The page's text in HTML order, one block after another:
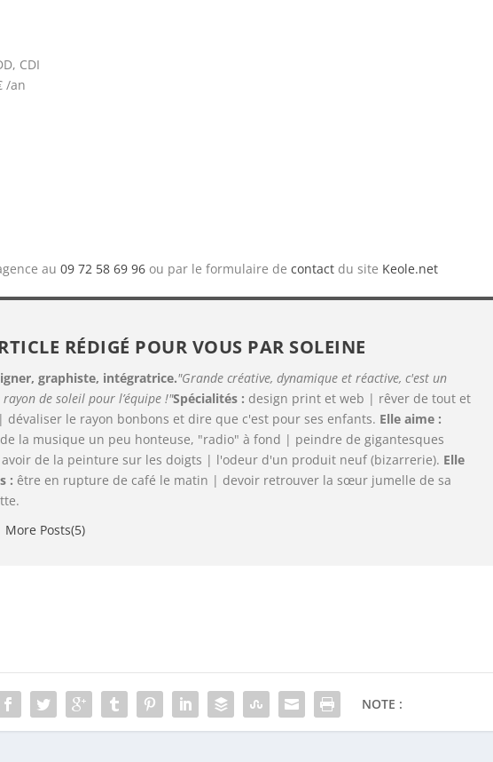
CDI
/an
au 09 72 58 69 96 ou par le formulaire decontact du site Keole.net
RÉDIGÉ POUR VOUS PAR SOLEINE
graphiste, intégratrice."Grande créative, dynamique et réactive, c'est un
de soleil pour l’équipe !"Spécialités : design print et web | rêver de tout et
dévaliser le rayon bonbons et dire que c'est pour ses enfants. Elle aime :
la musique un peu honteuse, "radio" à fond | peindre de gigantesques
de la peinture sur les doigts | l'odeur d'un produit neuf (bizarrerie). Elle
: être en rupture de café le matin | devoir retrouver la sœur jumelle de sa
More Posts(5)
NOTE :